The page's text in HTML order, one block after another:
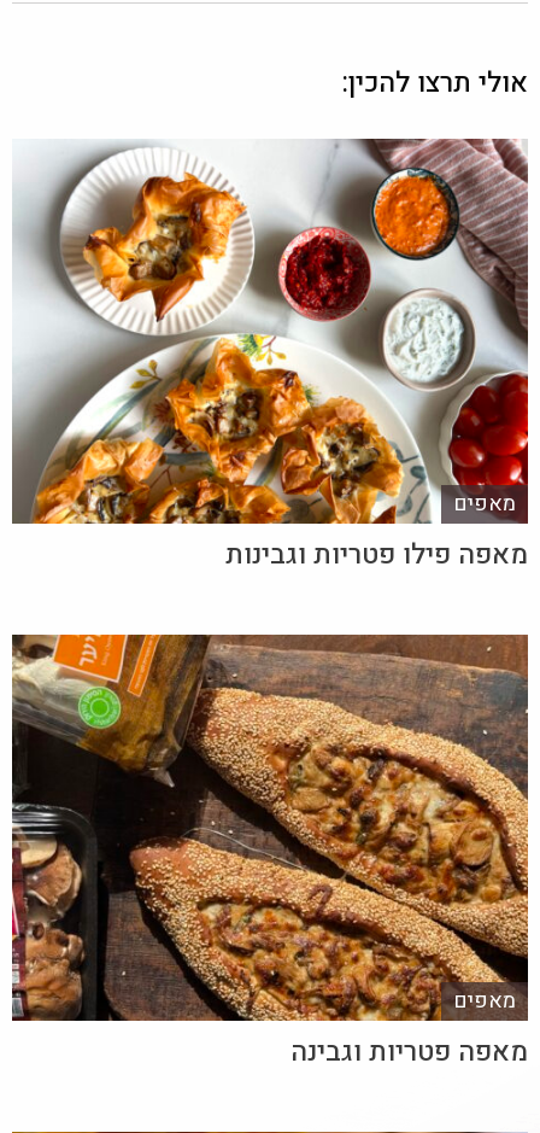
אולי תרצו להכין:
מאפים
מאפה פילו פטריות וגבינות
מאפים
מאפה פטריות וגבינה